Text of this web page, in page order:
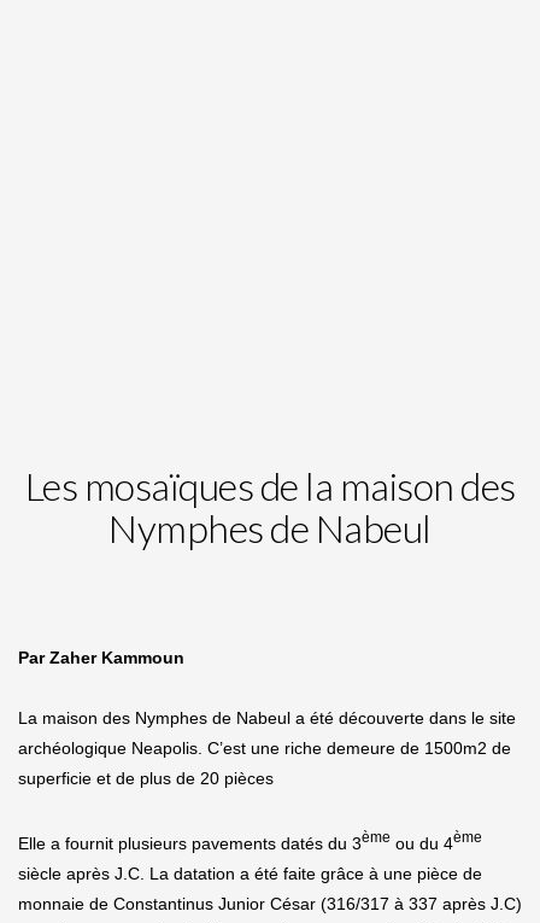
Les mosaïques de la maison des
Nymphes de Nabeul
Par Zaher Kammoun
La maison des Nymphes de Nabeul a été découverte dans le site
archéologique Neapolis. C’est une riche demeure de 1500m2 de
superficie et de plus de 20 pièces
Elle a fournit plusieurs pavements datés du 3ème ou du 4ème
siècle après J.C. La datation a été faite grâce à une pièce de
monnaie de Constantinus Junior César (316/317 à 337 après J.C)